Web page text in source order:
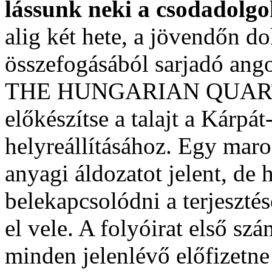
lássunk neki a
alig két hete, a jövendőn
összefogásából sarjadó
THE HUNGARIAN
előkészítse a talajt a
helyreállításához. Egy
anyagi áldozatot jelent, de
belekapcsolódni a
el vele. A folyóirat első
minden jelenlévő